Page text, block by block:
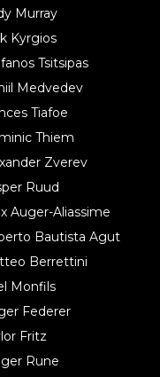
Murray
Kyrgios
Tsitsipas
Medvedev
Tiafoe
Thiem
Zverev
Ruud
Auger-Aliassime
Bautista Agut
Berrettini
Monfils
Federer
Fritz
Rune